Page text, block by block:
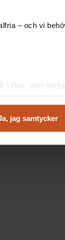
– och vi
sidan, eller mejla
jag samtycker